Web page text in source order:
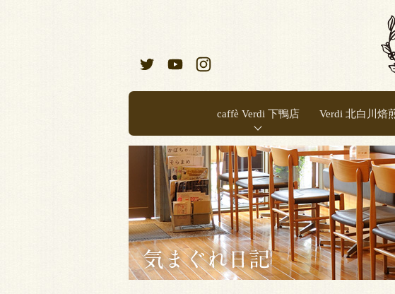
caffè Verdi 下鴨店 Verdi 北白川焙